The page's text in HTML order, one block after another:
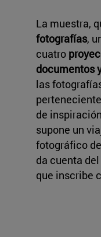
La muestra,
fotografías,
cuatro
documentos
las
de
supone un
fotográfico
da cuenta
que inscribe